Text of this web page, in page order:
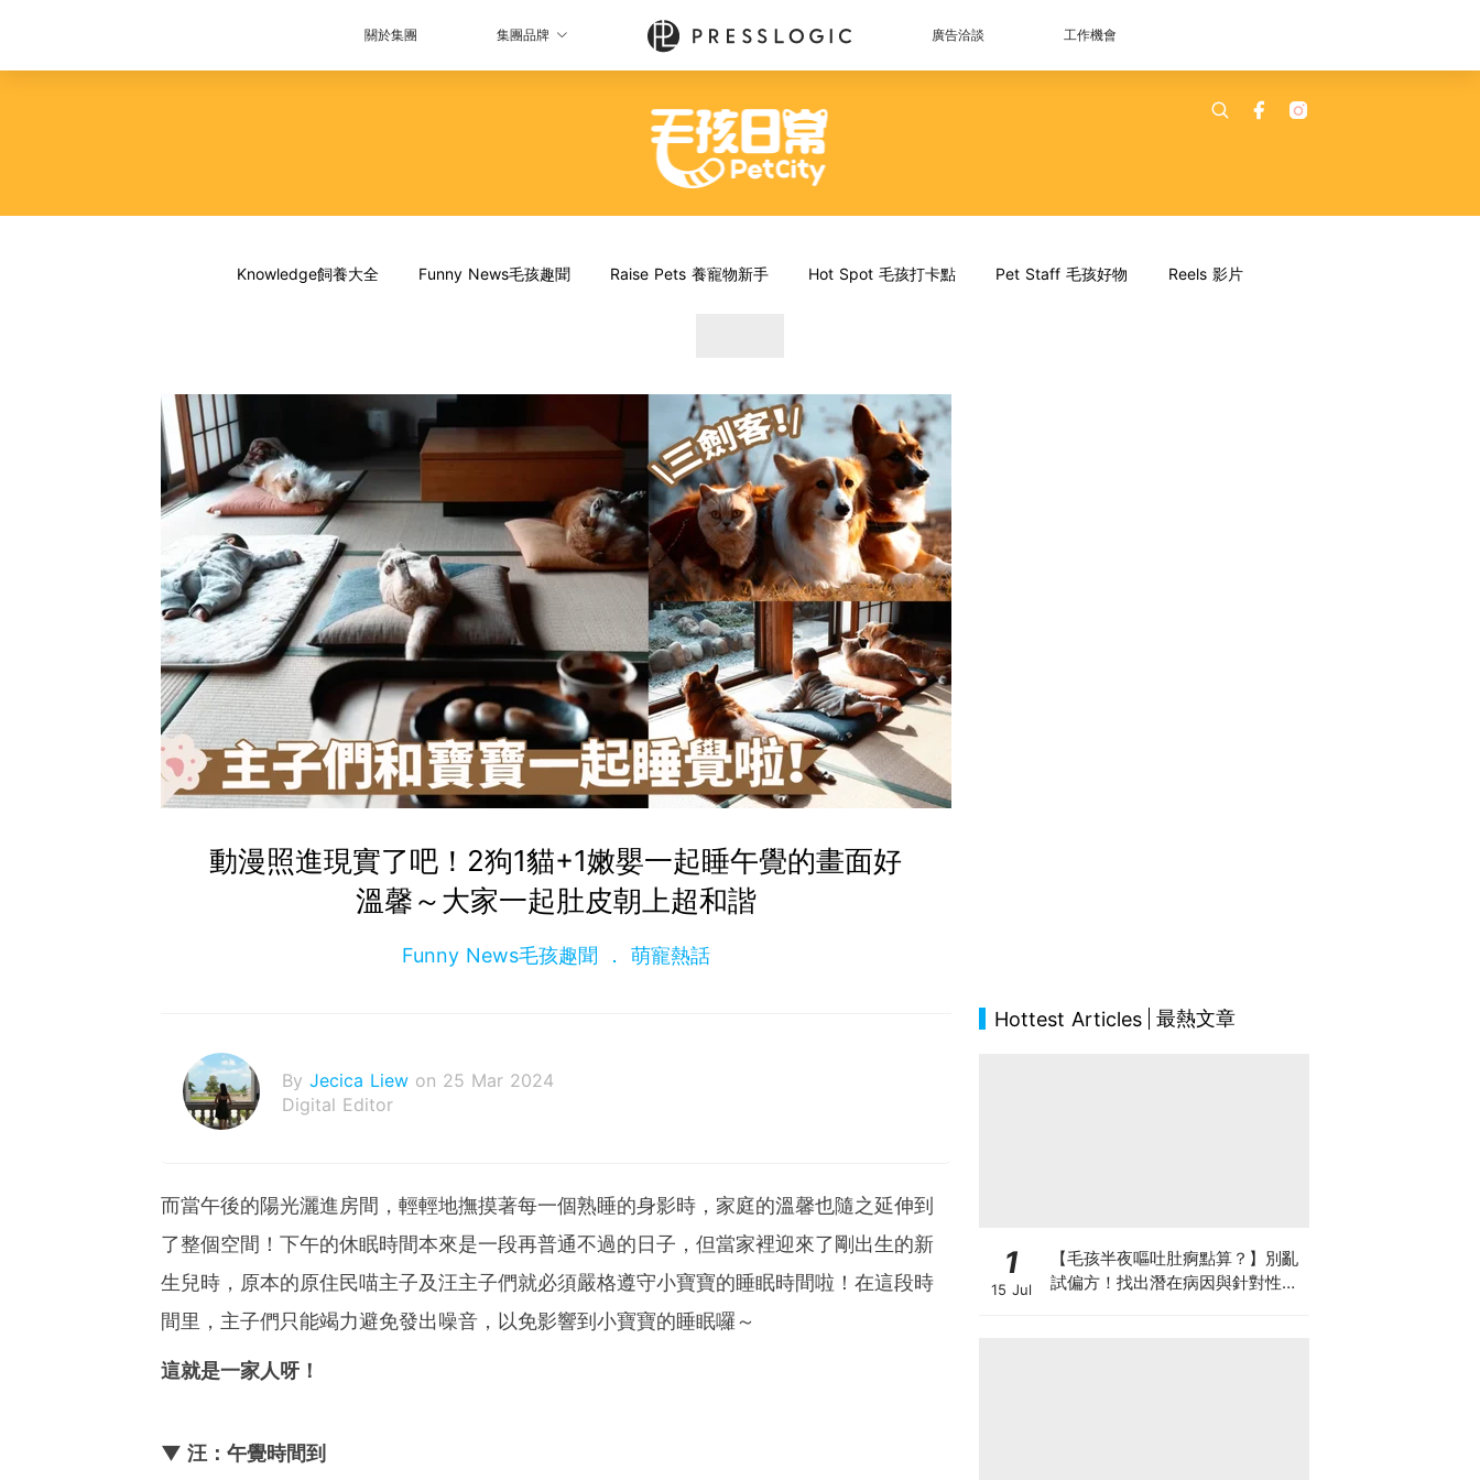
關於集團 集團品牌 廣告洽談 工作機會
Knowledge飼養大全 Funny News毛孩趣聞 Raise Pets 養寵物新手 Hot Spot 毛孩打卡點 Pet Staff 毛孩好物 Reels 影片
動漫照進現實了吧！2狗1貓+1嫩嬰一起睡午覺的畫面好
溫馨～大家一起肚皮朝上超和諧
Funny News毛孩趣聞 萌寵熱話
By Jecica Liew on 25 Mar 2024
Digital Editor
而當午後的陽光灑進房間，輕輕地撫摸著每一個熟睡的身影時，家庭的溫馨也隨之延伸到
了整個空間！下午的休眠時間本來是一段再普通不過的日子，但當家裡迎來了剛出生的新
生兒時，原本的原住民喵主子及汪主子們就必須嚴格遵守小寶寶的睡眠時間啦！在這段時
間里，主子們只能竭力避免發出噪音，以免影響到小寶寶的睡眠囉～
這就是一家人呀！
▼ 汪：午覺時間到
Hottest Articles 最熱文章
1
15 Jul
【毛孩半夜嘔吐肚痾點算？】別亂
試偏方！找出潛在病因與針對性營